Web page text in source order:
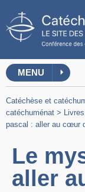
MENU
Catéchèse et
catéchuménat >
pascal : aller au cœur
Le
aller